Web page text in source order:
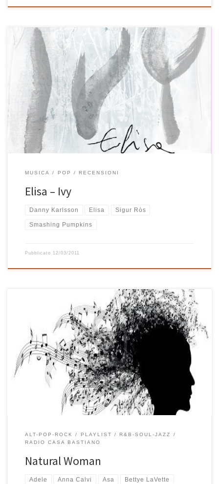
Dentro Ivy, l’ultimo album di Elisa, troverete belle cose. Ci sono
cover (su tutte 1979 degli Smashing Pumpkins), inediti e versioni
acustiche di alcuni noti brani dell’artista dei Monfalcone. Insieme al
cd è uscito anche un dvd con le immagini girate dal bravo Danny
Karlsson (guardate quella meraviglia che è […]
MUSICA POP RECENSIONI
Elisa – Ivy
Danny Karlsson Elisa Sigur Ròs
Smashing Pumpkins
Pubblicato 12/03/2011
Una bella selezione di canzoni al femminile, ecco cos’è Natural
Woman. L’omaggio alle belle voci di donna inizia da lontano ed è
affidato ad un brano di Des’ree del 1993, una canzone intensa
che mi è sempre piaciuta. Anche In Liverpool è stata scritta
parecchi anni fa dall’adorabile Suzanne Vega, […]
ALT-POP-ROCK PLAYLIST
R&B-SOUL-JAZZ
RADIO CASA BASTIANO
Natural Woman
Adele Anna Calvi Asa Bettye LaVette